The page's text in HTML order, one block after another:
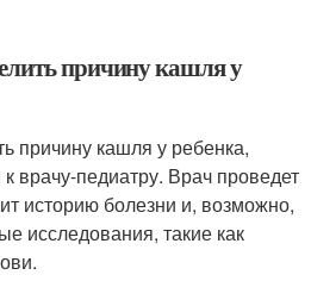
причину кашля у
причину кашля у ребенка,
врачу-педиатру. Врач проведет
историю болезни и, возможно,
исследования, такие как